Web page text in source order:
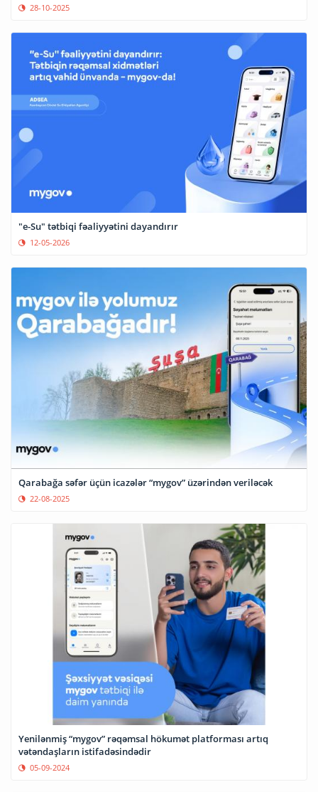
28-10-2025
"e-Su" tətbiqi fəaliyyətini dayandırır
12-05-2026
Qarabağa səfər üçün icazələr “mygov” üzərindən veriləcək
22-08-2025
Yenilənmiş “mygov” rəqəmsal hökumət platforması artıq
vətəndaşların istifadəsindədir
05-09-2024